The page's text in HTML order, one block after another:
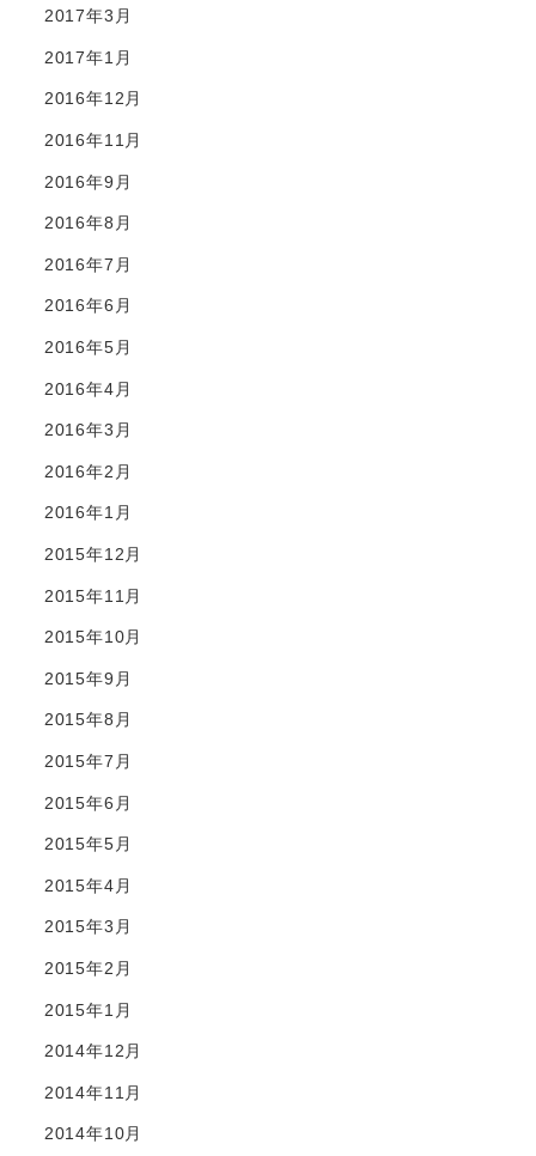
2017年3月
2017年1月
2016年12月
2016年11月
2016年9月
2016年8月
2016年7月
2016年6月
2016年5月
2016年4月
2016年3月
2016年2月
2016年1月
2015年12月
2015年11月
2015年10月
2015年9月
2015年8月
2015年7月
2015年6月
2015年5月
2015年4月
2015年3月
2015年2月
2015年1月
2014年12月
2014年11月
2014年10月